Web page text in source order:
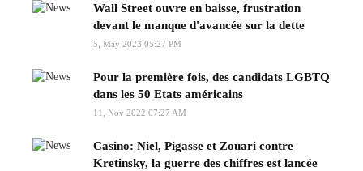
Wall Street ouvre en baisse, frustration
devant le manque d'avancée sur la dette
5, May 2023 05:27 PM
Pour la première fois, des candidats LGBTQ
dans les 50 Etats américains
11, Nov 2022 07:27 AM
Casino: Niel, Pigasse et Zouari contre
Kretinsky, la guerre des chiffres est lancée